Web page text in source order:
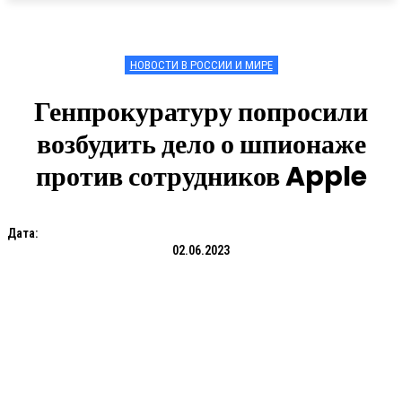
НОВОСТИ В РОССИИ И МИРЕ
Генпрокуратуру попросили
возбудить дело о шпионаже
против сотрудников Apple
Дата:
02.06.2023